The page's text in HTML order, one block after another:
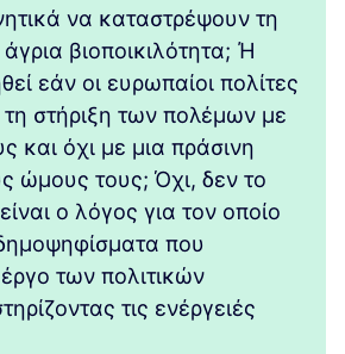
να καταστρέψουν τη
βιοποικιλότητα; Ή
εάν οι ευρωπαίοι πολίτες
στήριξη των πολέμων με
και όχι με μια πράσινη
ώμους τους; Όχι, δεν το
ο λόγος για τον οποίο
που
των πολιτικών
τις ενέργειές